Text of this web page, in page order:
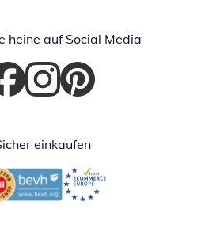
heine auf Social Media
in neuem Fenster
Öffnet in neuem Fenster
Öffnet in neuem Fenster
einkaufen
in neuem FensterÖffnet in neuem Fenster